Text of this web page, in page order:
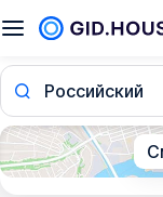
Российский